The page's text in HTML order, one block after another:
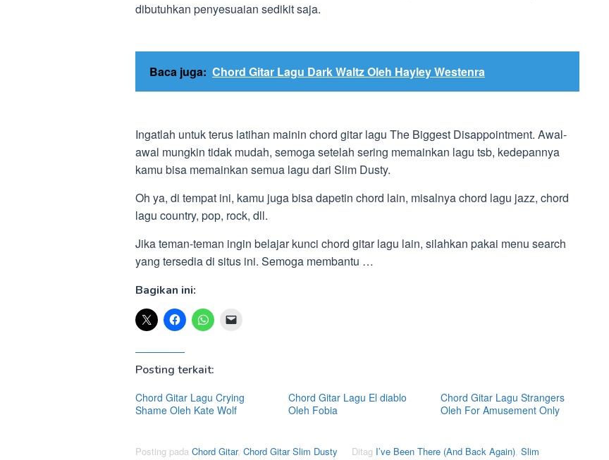
dibutuhkan penyesuaian sedikit saja.
Baca juga: Chord Gitar Lagu Dark Waltz Oleh Hayley Westenra
Ingatlah untuk terus latihan mainin chord gitar lagu The Biggest Disappointment. Awal-
awal mungkin tidak mudah, semoga setelah sering memainkan lagu tsb, kedepannya
kamu bisa memainkan semua lagu dari Slim Dusty.
Oh ya, di tempat ini, kamu juga bisa dapetin chord lain, misalnya chord lagu jazz, chord
lagu country, pop, rock, dll.
Jika teman-teman ingin belajar kunci chord gitar lagu lain, silahkan pakai menu search
yang tersedia di situs ini. Semoga membantu …
Bagikan ini:
Posting terkait:
Chord Gitar Lagu Crying
Shame Oleh Kate Wolf
Chord Gitar Lagu El diablo
Oleh Fobia
Chord Gitar Lagu Strangers
Oleh For Amusement Only
Posting pada Chord Gitar, Chord Gitar Slim Dusty Ditag I’ve Been There (And Back Again), Slim